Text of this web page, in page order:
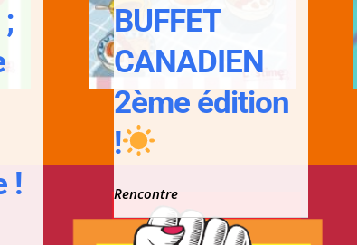
!
BUFFET
CANADIEN
2ème édition
!
Rencontre